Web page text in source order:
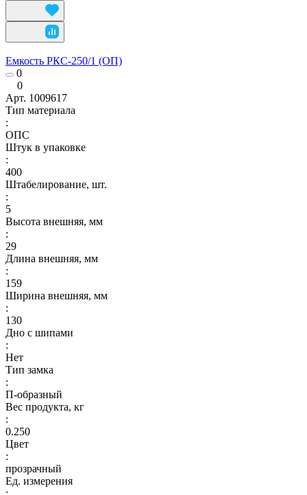
Емкость РКС-250/1 (ОП)
0
0
Арт. 1009617
Тип материала
:
ОПС
Штук в упаковке
:
400
Штабелирование, шт.
:
5
Высота внешняя, мм
:
29
Длина внешняя, мм
:
159
Ширина внешняя, мм
:
130
Дно с шипами
:
Нет
Тип замка
:
П-образный
Вес продукта, кг
:
0.250
Цвет
:
прозрачный
Ед. измерения